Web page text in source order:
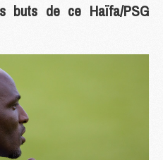
buts de ce Haïfa/PSG